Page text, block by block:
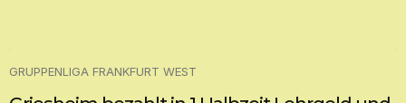
GRUPPENLIGA FRANKFURT WEST